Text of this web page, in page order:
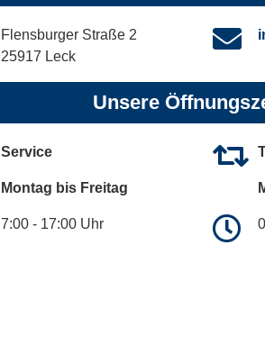
Flensburger Straße 2
25917 Leck
Unsere
Service
Montag bis Freitag
7:00 - 17:00 Uhr